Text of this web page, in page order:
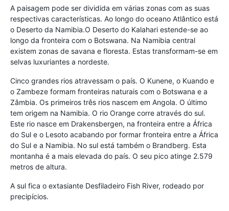
A paisagem pode ser dividida em várias zonas com as suas
respectivas características. Ao longo do oceano Atlântico está
o Deserto da Namibia.O Deserto do Kalahari estende-se ao
longo da fronteira com o Botswana. Na Namibia central
existem zonas de savana e floresta. Estas transformam-se em
selvas luxuriantes a nordeste.
Cinco grandes rios atravessam o país. O Kunene, o Kuando e
o Zambeze formam fronteiras naturais com o Botswana e a
Zâmbia. Os primeiros três rios nascem em Angola. O último
tem origem na Namibia. O rio Orange corre através do sul.
Este rio nasce em Drakensbergen, na fronteira entre a África
do Sul e o Lesoto acabando por formar fronteira entre a África
do Sul e a Namibia. No sul está também o Brandberg. Esta
montanha é a mais elevada do país. O seu pico atinge 2.579
metros de altura.
A sul fica o extasiante Desfiladeiro Fish River, rodeado por
precipícios.